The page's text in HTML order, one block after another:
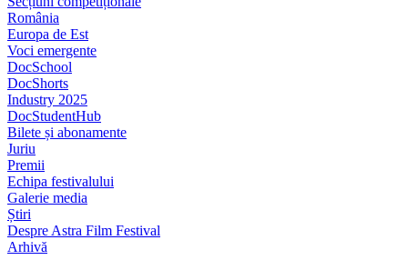
România
Europa de Est
Voci emergente
DocSchool
DocShorts
Industry 2025
DocStudentHub
Bilete și abonamente
Juriu
Premii
Echipa festivalului
Galerie media
Știri
Despre Astra Film Festival
Arhivă